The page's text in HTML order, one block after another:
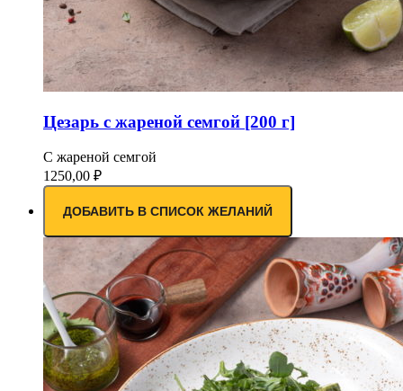
Цезарь с жареной семгой [200 г]
С жареной семгой
1250,00 ₽
ДОБАВИТЬ В СПИСОК ЖЕЛАНИЙ